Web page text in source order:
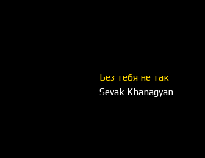
Без тебя не так
Sevak Khanagyan